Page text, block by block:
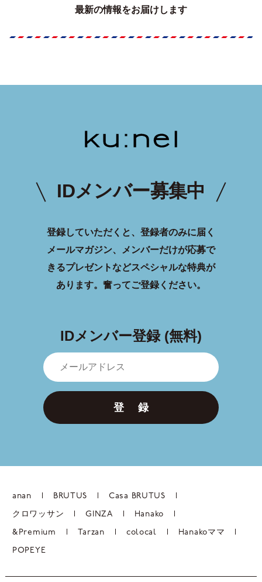
最新の情報をお届けします
IDメンバー募集中
登録していただくと、登録者のみに届く
メールマガジン、メンバーだけが応募で
きるプレゼントなどスペシャルな特典が
あります。 奮ってご登録ください。
IDメンバー登録 (無料)
登 録
anan BRUTUS Casa BRUTUS
クロワッサン GINZA Hanako
&Premium Tarzan colocal Hanakoママ
POPEYE